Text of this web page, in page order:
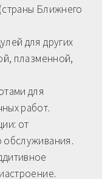
Ближнего
для других
плазменной,
для
работ.
от
обслуживания.